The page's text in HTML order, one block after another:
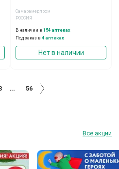
Самарамедпром
РОССИЯ
В наличии в 154 аптеках
Под заказ в 4 аптеках
Нет в наличии
... 56
Все акции